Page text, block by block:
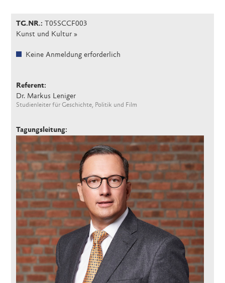
TG.NR.: T05SCCF003
Kunst und Kultur
Keine Anmeldung erforderlich
Referent:
Dr. Markus Leniger
Studienleiter für Geschichte, Politik und Film
Tagungsleitung: